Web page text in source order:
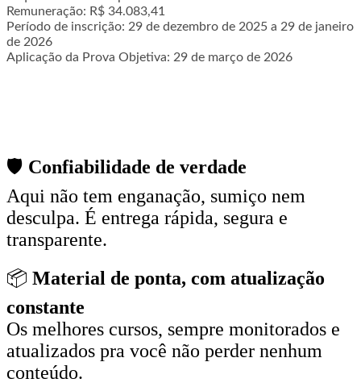
Remuneração: R$ 34.083,41
Período de inscrição: 29 de dezembro de 2025 a 29 de janeiro
de 2026
Aplicação da Prova Objetiva: 29 de março de 2026
🛡️ Confiabilidade de verdade
Aqui não tem enganação, sumiço nem
desculpa. É entrega rápida, segura e
transparente.
📦 Material de ponta, com atualização
constante
Os melhores cursos, sempre monitorados e
atualizados pra você não perder nenhum
conteúdo.